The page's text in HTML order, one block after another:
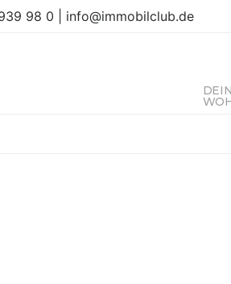
98 0 | info@immobilclub.de